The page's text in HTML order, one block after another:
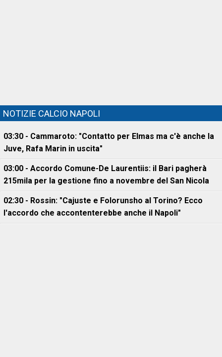
NOTIZIE CALCIO NAPOLI
03:30 - Cammaroto: "Contatto per Elmas ma c'è anche la
Juve, Rafa Marin in uscita"
03:00 - Accordo Comune-De Laurentiis: il Bari pagherà
215mila per la gestione fino a novembre del San Nicola
02:30 - Rossin: "Cajuste e Folorunsho al Torino? Ecco
l'accordo che accontenterebbe anche il Napoli"